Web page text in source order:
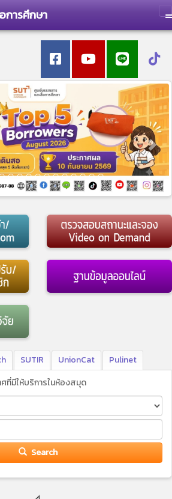
การศึกษา
SUTIR UnionCat
Pulinet
ที่มีให้บริการในห้องสมุด
Search